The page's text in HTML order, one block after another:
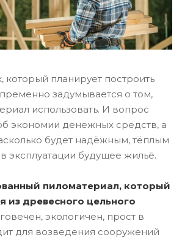
планирует построить
задумывается о том,
использовать. И вопрос
экономии денежных средств, а
будет надёжным, тёплым
эксплуатации будущее жильё.
пиломатериал, который
из древесного цельного
экологичен, прост в
для возведения сооружений